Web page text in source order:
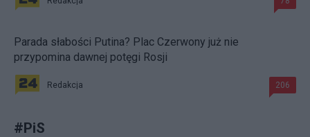
Parada słabości Putina? Plac Czerwony już nie
przypomina dawnej potęgi Rosji
Redakcja 206
#PiS